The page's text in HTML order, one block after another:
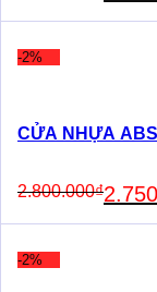
-2%
CỬA NHỰA
2.800.000₫
-2%